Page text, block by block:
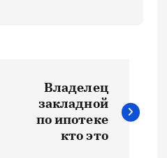
Владелец
закладной
по ипотеке
кто это